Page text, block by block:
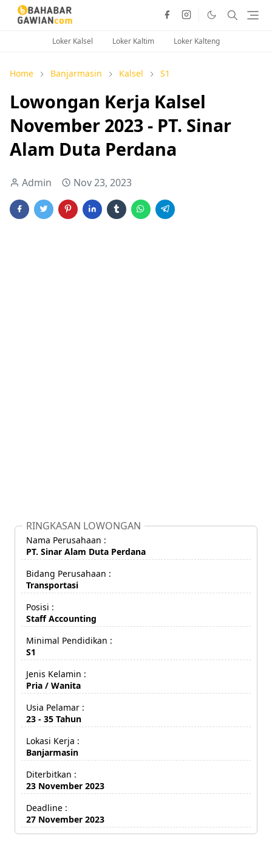
Loker Kalsel Loker Kaltim Loker Kalteng
Home Banjarmasin Kalsel S1
Lowongan Kerja Kalsel
November 2023 - PT. Sinar
Alam Duta Perdana
Admin Nov 23, 2023
RINGKASAN LOWONGAN
Nama Perusahaan :
PT. Sinar Alam Duta Perdana
Bidang Perusahaan :
Transportasi
Posisi :
Staff Accounting
Minimal Pendidikan :
S1
Jenis Kelamin :
Pria / Wanita
Usia Pelamar :
23 - 35 Tahun
Lokasi Kerja :
Banjarmasin
Diterbitkan :
23 November 2023
Deadline :
27 November 2023